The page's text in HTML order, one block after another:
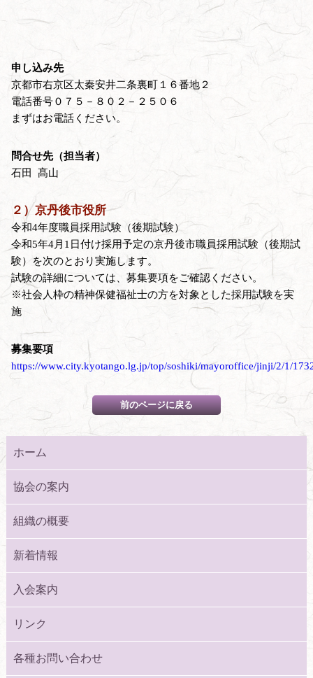
申し込み先
京都市右京区太秦安井二条裏町１６番地２
電話番号０７５－８０２－２５０６
まずはお電話ください。
問合せ先（担当者）
石田 髙山
２）京丹後市役所
令和4年度職員採用試験（後期試験）
令和5年4月1日付け採用予定の京丹後市職員採用試験（後期試
験）を次のとおり実施します。
試験の詳細については、募集要項をご確認ください。
※社会人枠の精神保健福祉士の方を対象とした採用試験を実
施
募集要項
https://www.city.kyotango.lg.jp/top/soshiki/mayoroffice/jinji/2/1/
ホーム
協会の案内
組織の概要
新着情報
入会案内
リンク
各種お問い合わせ